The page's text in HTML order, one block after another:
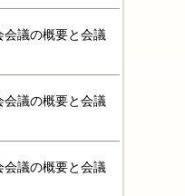
議の概要と会議
議の概要と会議
議の概要と会議